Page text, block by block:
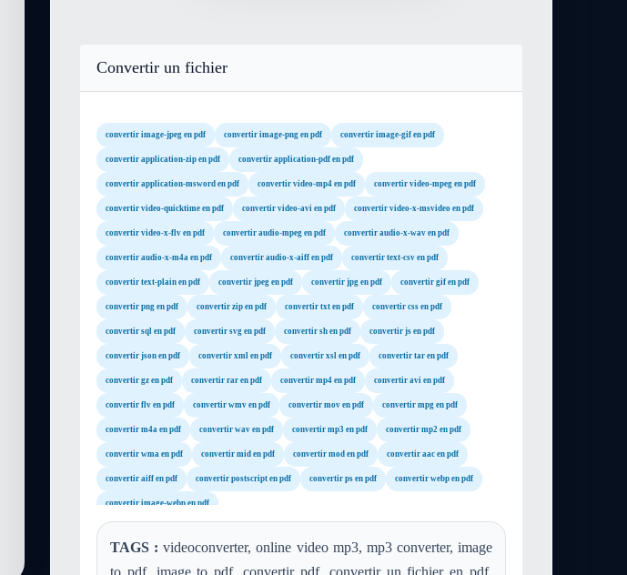
Convertir un fichier
convertir image-jpeg en pdf convertir image-png en pdf convertir image-gif en pdf
convertir application-zip en pdf convertir application-pdf en pdf
convertir application-msword en pdf convertir video-mp4 en pdf convertir video-mpeg en pdf
convertir video-quicktime en pdf convertir video-avi en pdf convertir video-x-msvideo en pdf
convertir video-x-flv en pdf convertir audio-mpeg en pdf convertir audio-x-wav en pdf
convertir audio-x-m4a en pdf convertir audio-x-aiff en pdf convertir text-csv en pdf
convertir text-plain en pdf convertir jpeg en pdf convertir jpg en pdf convertir gif en pdf
convertir png en pdf convertir zip en pdf convertir txt en pdf convertir css en pdf
convertir sql en pdf convertir svg en pdf convertir sh en pdf convertir js en pdf
convertir json en pdf convertir xml en pdf convertir xsl en pdf convertir tar en pdf
convertir gz en pdf convertir rar en pdf convertir mp4 en pdf convertir avi en pdf
convertir flv en pdf convertir wmv en pdf convertir mov en pdf convertir mpg en pdf
convertir m4a en pdf convertir wav en pdf convertir mp3 en pdf convertir mp2 en pdf
convertir wma en pdf convertir mid en pdf convertir mod en pdf convertir aac en pdf
convertir aiff en pdf convertir postscript en pdf convertir ps en pdf convertir webp en pdf
convertir image-webp en pdf
TAGS : videoconverter, online video mp3, mp3 converter, image